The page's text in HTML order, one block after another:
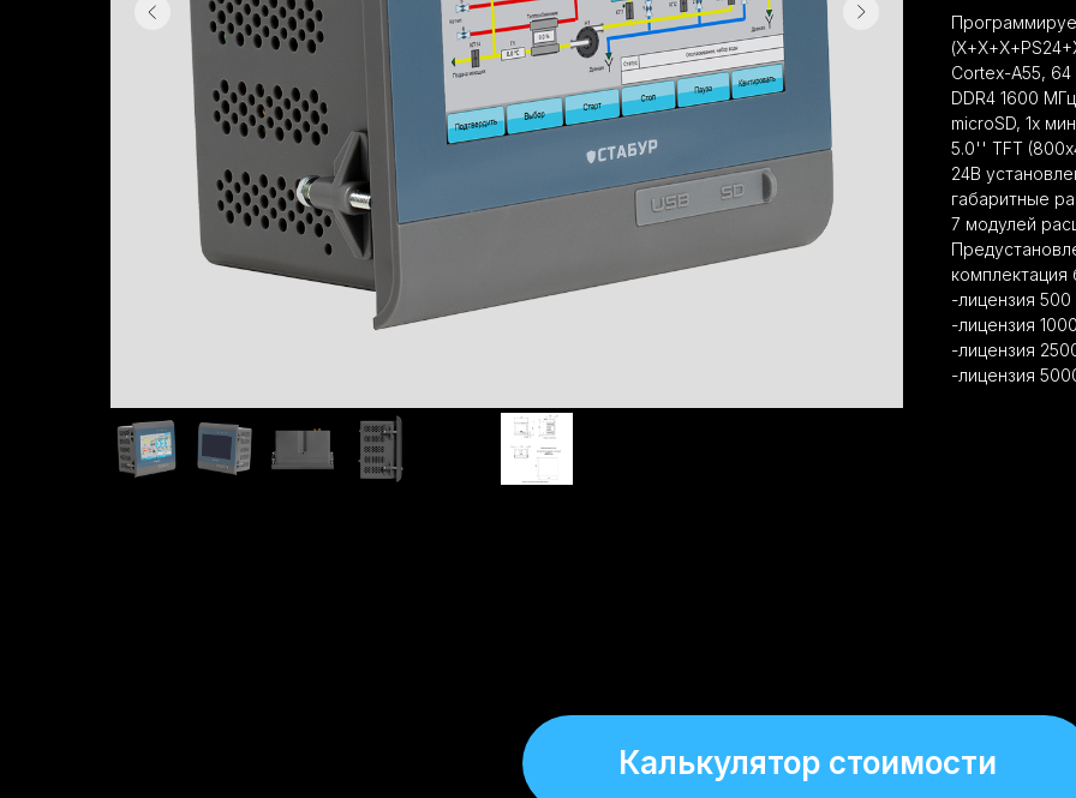
Cortex-A55, 64
DDR4 1600
microSD, 1x
5.0'' TFT
24В
габаритные
7 модулей
комплектация
-лицензия
-лицензия
-лицензия
-лицензия
Калькулятор стоимости